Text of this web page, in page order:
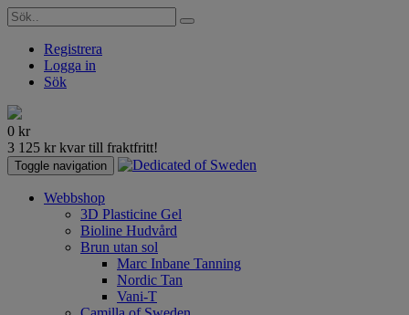
Registrera
Logga in
Sök
0 kr
3 125 kr kvar till fraktfritt!
Toggle navigation
Webbshop
3D Plasticine Gel
Bioline Hudvård
Brun utan sol
Marc Inbane Tanning
Nordic Tan
Vani-T